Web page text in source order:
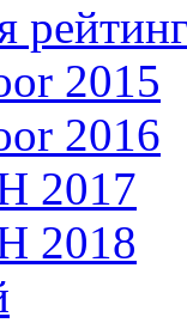
2015
2016
2017
2018